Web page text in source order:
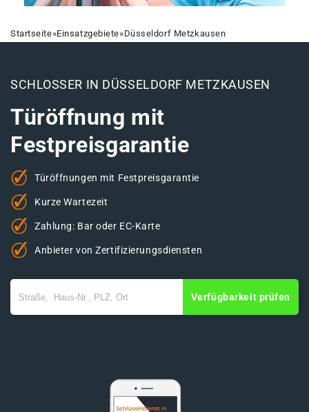
Startseite»Einsatzgebiete»Düsseldorf Metzkausen
SCHLOSSER IN DÜSSELDORF METZKAUSEN
Türöffnung mit
Festpreisgarantie
Türöffnungen mit Festpreisgarantie
Kurze Wartezeit
Zahlung: Bar oder EC-Karte
Anbieter von Zertifizierungsdiensten
Verfügbarkeit prüfen